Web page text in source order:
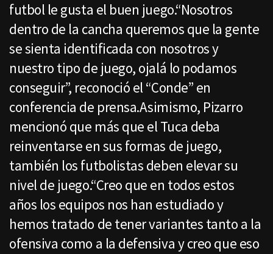
futbol le gusta el buen juego.“Nosotros
dentro de la cancha queremos que la gente
se sienta identificada con nosotros y
nuestro tipo de juego, ojalá lo podamos
conseguir”, reconoció el “Conde” en
conferencia de prensa.Asimismo, Pizarro
mencionó que más que el Tuca deba
reinventarse en sus formas de juego,
también los futbolistas deben elevar su
nivel de juego.“Creo que en todos estos
años los equipos nos han estudiado y
hemos tratado de tener variantes tanto a la
ofensiva como a la defensiva y creo que eso